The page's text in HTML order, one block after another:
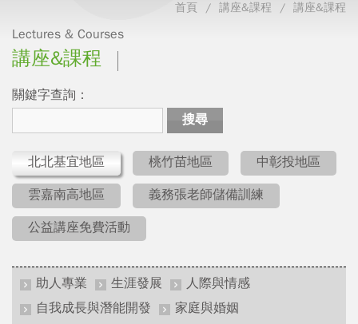
首頁 講座&課程 講座&課程
Lectures & Courses
講座&課程
關鍵字查詢：
搜尋
北北基宜地區 桃竹苗地區 中彰投地區
雲嘉南高地區 義務張老師儲備訓練
公益講座免費活動
助人專業 生涯發展
人際與情感
自我成長與潛能開發
家庭與婚姻